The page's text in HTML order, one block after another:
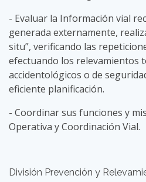
- Evaluar la Información vial
generada externamente,
situ”, verificando las
efectuando los relevamientos
accidentológicos o de
eficiente planificación.
- Coordinar sus funciones y
Operativa y Coordinación Vial.
División Prevención y